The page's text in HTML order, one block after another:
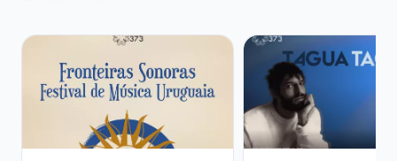
Veja mais sobre FRONTEIRAS SONORAS – FESTIVAL
Veja mais sobre